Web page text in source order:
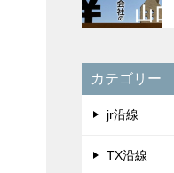
カテゴリー
jr沿線
TX沿線